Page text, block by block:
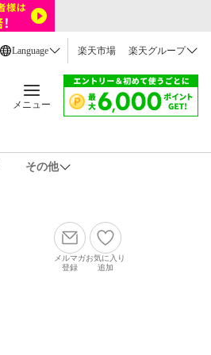
Language 楽天市場 楽天グループ
メニュー
その他
メルマガ
登録
お気に入り
追加